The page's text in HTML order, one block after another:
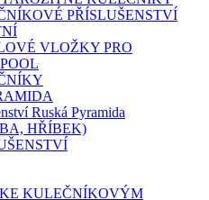
PŘÍSLUŠENSTVÍ
VLOŽKY PRO
Ruská Pyramida
HŘÍBEK)
KULEČNÍKOVÝM